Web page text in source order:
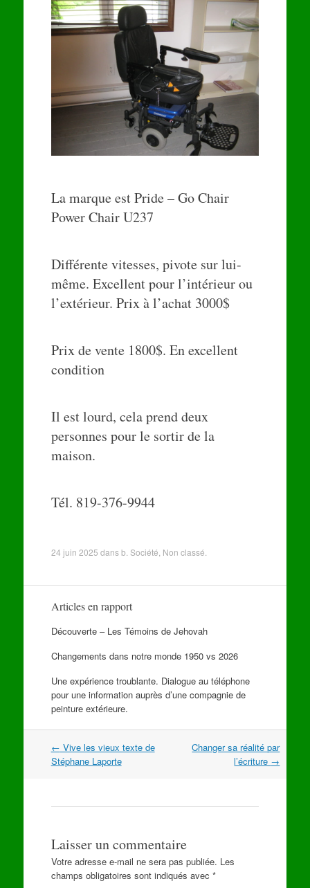
La marque est Pride – Go Chair
Power Chair U237
Différente vitesses, pivote sur lui-
même. Excellent pour l’intérieur ou
l’extérieur. Prix à l’achat 3000$
Prix de vente 1800$. En excellent
condition
Il est lourd, cela prend deux
personnes pour le sortir de la
maison.
Tél. 819-376-9944
24 juin 2025 dansb. Société Non classé
Articles en rapport
Découverte – Les Témoins de Jehovah
Changements dans notre monde 1950 vs 2026
Une expérience troublante. Dialogue au téléphone
pour une information auprès d’une compagnie de
peinture extérieure.
Navigation
dans
← Vive les vieux texte de
Stéphane Laporte
Changer sa réalité par
l’écriture →
Laisser un commentaire
Votre adresse e-mail ne sera pas publiée. Les
champs obligatoires sont indiqués avec *